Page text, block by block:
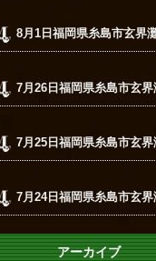
アーカイブ